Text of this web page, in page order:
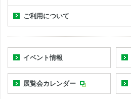
ご利用について
イベント情報
展覧会カレンダー